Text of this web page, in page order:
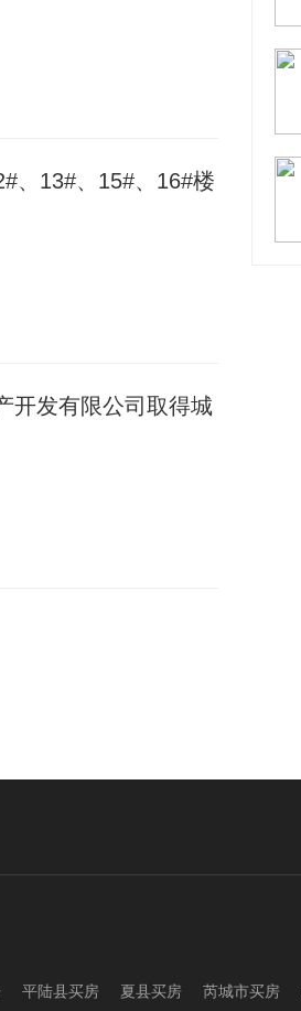
、13#、15#、16#楼
开发有限公司取得城
平陆县买房 夏县买房 芮城市买房